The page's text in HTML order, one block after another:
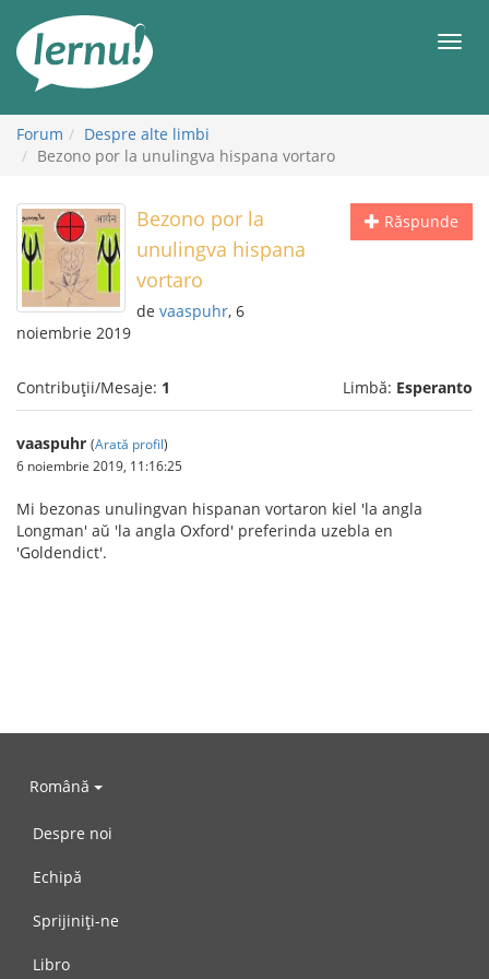
conținut
Forum
Despre alte limbi
Bezono por la unulingva hispana vortaro
Răspunde
Bezono por la
unulingva hispana
vortaro
de vaaspuhr, 6
noiembrie 2019
Contribuții/Mesaje: 1 Limbă: Esperanto
vaaspuhr (Arată profil)
6 noiembrie 2019, 11:16:25
Mi bezonas unulingvan hispanan vortaron kiel 'la angla
Longman' aŭ 'la angla Oxford' preferinda uzebla en
'Goldendict'.
Română
Despre noi
Echipă
Sprijiniți-ne
Libro